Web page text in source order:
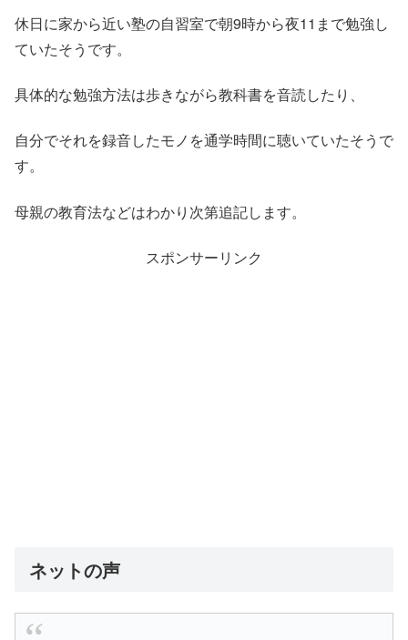
休日に家から近い塾の自習室で朝9時から夜11まで勉強し
ていたそうです。
具体的な勉強方法は歩きながら教科書を音読したり、
自分でそれを録音したモノを通学時間に聴いていたそうで
す。
母親の教育法などはわかり次第追記します。
スポンサーリンク
ネットの声